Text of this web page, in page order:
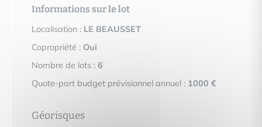
Informations sur le lot
Localisation : LE BEAUSSET
Copropriété : Oui
Nombre de lots :6
Quote-part budget prévisionnel annuel : 1000 €
Géorisques